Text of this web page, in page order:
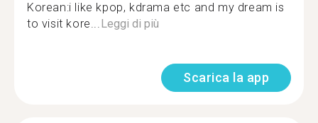
Korean:i like kpop, kdrama etc and my dream is
to visit kore...Leggi di più
Scarica la app